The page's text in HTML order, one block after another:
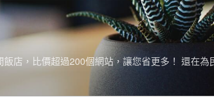
店，比價超過200個網站，讓您省更多！ 還在為